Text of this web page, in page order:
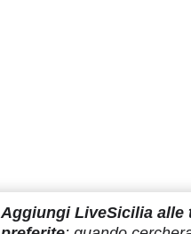
Aggiungi LiveSiciliaalle